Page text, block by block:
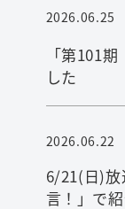
2026.06.25
「第101
した
2026.06.22
6/21(日)放
言！」で